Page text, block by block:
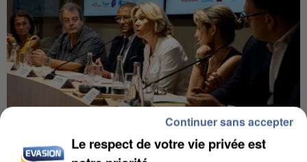
INCENDIES : L’ÎLE-DE-FRANCE LANCE UN ÉLAN
Le respect de votre vie privée est
Continuer sans accepter